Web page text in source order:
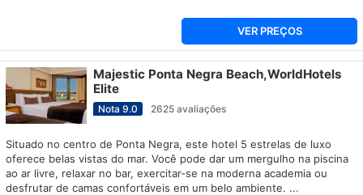
VER PREÇOS
Majestic Ponta Negra Beach,WorldHotels
Elite
Nota 9.0 2625 avaliações
Situado no centro de Ponta Negra, este hotel 5 estrelas de luxo
oferece belas vistas do mar. Você pode dar um mergulho na piscina
ao ar livre, relaxar no bar, exercitar-se na moderna academia ou
desfrutar de camas confortáveis em um belo ambiente. ...